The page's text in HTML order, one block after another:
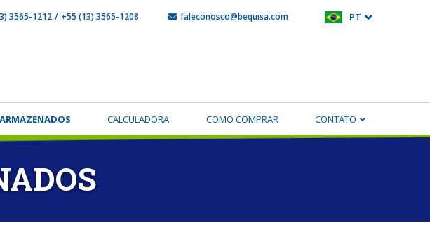
3565-1212 / +55 (13) 3565-1208 faleconosco@bequisa.com PT
CALCULADORA COMO COMPRAR CONTATO